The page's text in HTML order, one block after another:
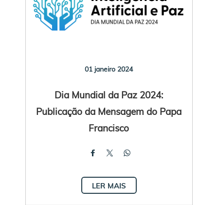
01 janeiro 2024
Dia Mundial da Paz 2024:
Publicação da Mensagem do Papa
Francisco
LER MAIS